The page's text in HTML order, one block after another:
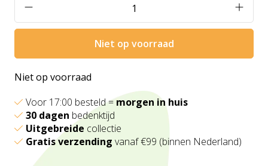
Niet op voorraad
Niet op voorraad
Voor 17:00 besteld =morgen in huis
30 dagen bedenktijd
Uitgebreide collectie
Gratis verzending vanaf €99 (binnen Nederland)